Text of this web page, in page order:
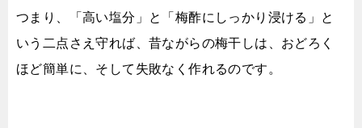
つまり、「高い塩分」と「梅酢にしっかり浸ける」と
いう二点さえ守れば、昔ながらの梅干しは、おどろく
ほど簡単に、そして失敗なく作れるのです。